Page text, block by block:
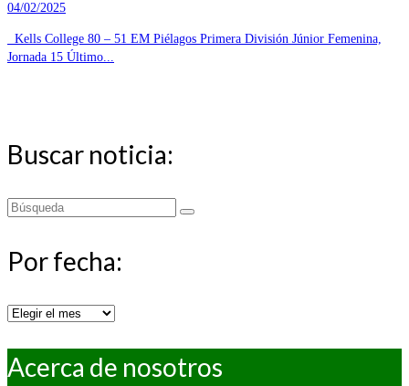
04/02/2025
Kells College 80 – 51 EM Piélagos Primera División Júnior Femenina,
Jornada 15 Último...
Buscar noticia:
Buscar
Por fecha:
Por
Acerca de nosotros